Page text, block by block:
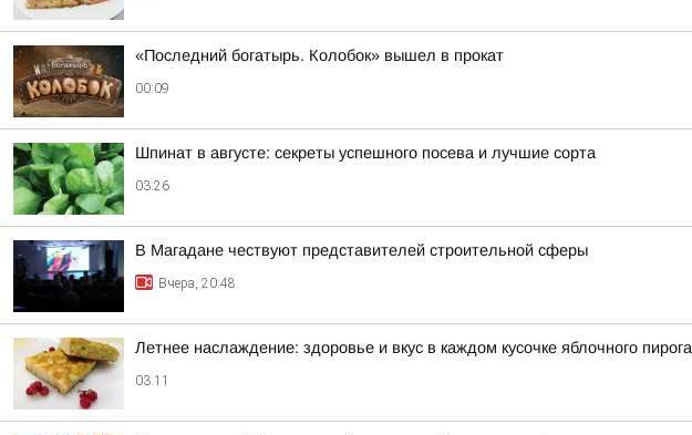
«Последний богатырь. Колобок» вышел в прокат
00:09
Шпинат в августе: секреты успешного посева и лучшие сорта
03:26
В Магадане чествуют представителей строительной сферы
Вчера, 20:48
Летнее наслаждение: здоровье и вкус в каждом кусочке яблочного пирога
03:11